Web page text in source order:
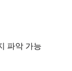
파악 가능